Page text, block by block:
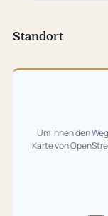
Standort
Karte
Um Ihnen den
Karte von